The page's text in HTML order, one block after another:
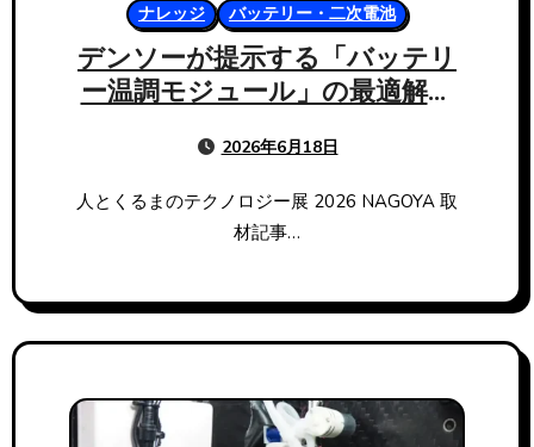
ナレッジ バッテリー・二次電池
デンソーが提示する「バッテリ
ー温調モジュール」の最適解。
ジメントの真髄
2026年6月18日
人とくるまのテクノロジー展 2026 NAGOYA 取
材記事…